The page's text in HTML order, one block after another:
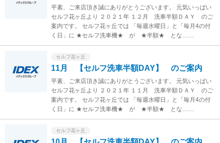
平素、ご来店頂き誠にありがとうございます。 元気いっぱい
セルフ花ヶ丘より ２０２１年 １２月 洗車半額ＤＡＹ のご
案内です。 セルフ花ヶ丘では 「毎週水曜日」と「毎月4の付
く日」に ★セルフ洗車機★ が ★半額★ とな……
セルフ花ヶ丘
11月 【セルフ洗車半額DAY】 のご案内
平素、ご来店頂き誠にありがとうございます。 元気いっぱい
セルフ花ヶ丘より ２０２１年 １１月 洗車半額ＤＡＹ のご
案内です。 セルフ花ヶ丘では 「毎週水曜日」と「毎月4の付
く日」に ★セルフ洗車機★ が ★半額★ とな……
セルフ花ヶ丘